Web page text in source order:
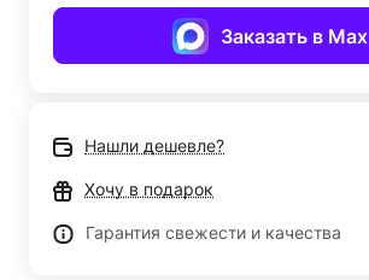
Заказать в Max
Нашли дешевле?
Хочу в подарок
Гарантия свежести и качества